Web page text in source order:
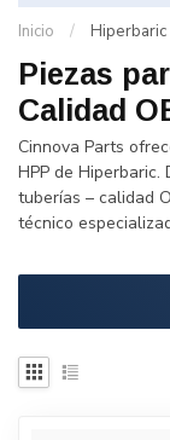
Inicio / Hiperbaric
Piezas
Calidad
Cinnova Parts
HPP de
tuberías – calidad
técnico